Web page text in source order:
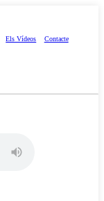
Els Vídeos Contacte